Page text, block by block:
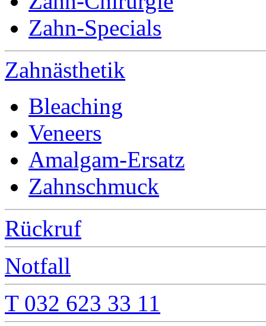
Zahn-Specials
Zahnästhetik
Bleaching
Veneers
Amalgam-Ersatz
Zahnschmuck
Rückruf
Notfall
T 032 623 33 11